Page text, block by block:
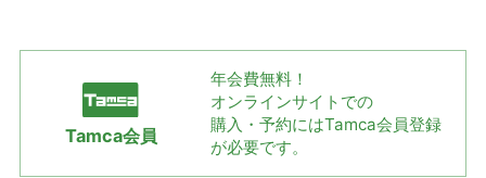
Tamca会員
年会費無料！
オンラインサイトでの
購入・予約にはTamca会員登録
が必要です。